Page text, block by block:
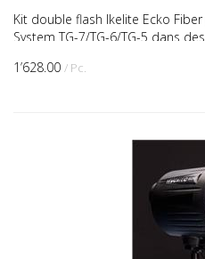
1’628.00 / Pc.
Kit double flash Ikelite Ecko
System TG-7/TG-6/TG-5 dans
Ajoutez deux flashs pour